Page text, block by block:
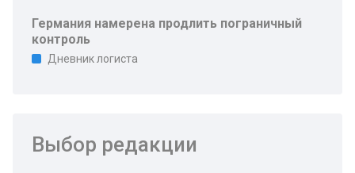
Германия намерена продлить пограничный
контроль
Дневник логиста
Выбор редакции